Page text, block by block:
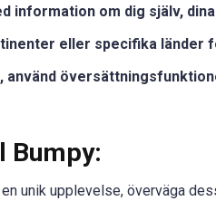
information om dig själv,
eller specifika länder
unik upplevelse, överväga